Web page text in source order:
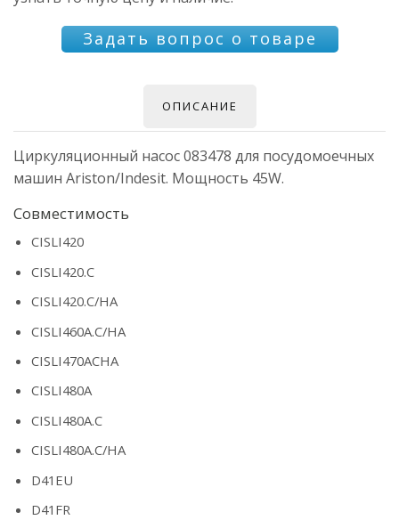
Задать вопрос о товаре
ОПИСАНИЕ
Циркуляционный насос 083478 для посудомоечных
машин Ariston/Indesit. Мощность 45W.
Совместимость
CISLI420
CISLI420.C
CISLI420.C/HA
CISLI460A.C/HA
CISLI470ACHA
CISLI480A
CISLI480A.C
CISLI480A.C/HA
D41EU
D41FR